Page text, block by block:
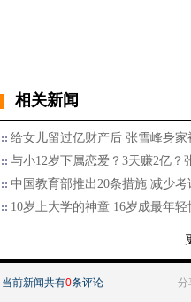
相关新闻
给女儿留过亿财产后 张雪峰身家
与小12岁下属恋爱？3天赚2亿？
中国教育部推出20条措施 减少考
10岁上大学的神童 16岁成最年
当前新闻共有0条评论 分